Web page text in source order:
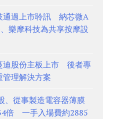
通過上市聆訊 納芯微A
樂摩科技為共享按摩設
迪股份主板上市 後者專
理解決方案
、從事製造電容器薄膜
倍 一手入場費約2885